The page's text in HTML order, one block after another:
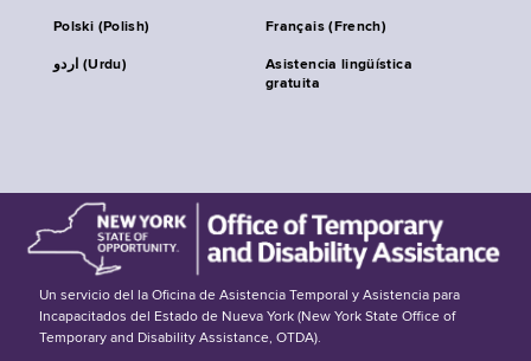
Polski (Polish) Français (French)
اردو (Urdu)
Asistencia lingüística
gratuita
Un servicio del la Oficina de Asistencia Temporal y Asistencia para
Incapacitados del Estado de Nueva York (New York State Office of
Temporary and Disability Assistance, OTDA).